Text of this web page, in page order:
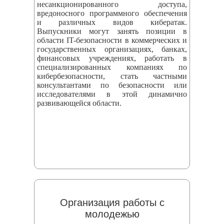
несанкционированного доступа,
вредоносного программного обеспечения
и различных видов кибератак.
Выпускники могут занять позиции в
области IT-безопасности в коммерческих и
государственных организациях, банках,
финансовых учреждениях, работать в
специализированных компаниях по
кибербезопасности, стать частными
консультантами по безопасности или
исследователями в этой динамично
развивающейся области.
Организация работы с
молодежью